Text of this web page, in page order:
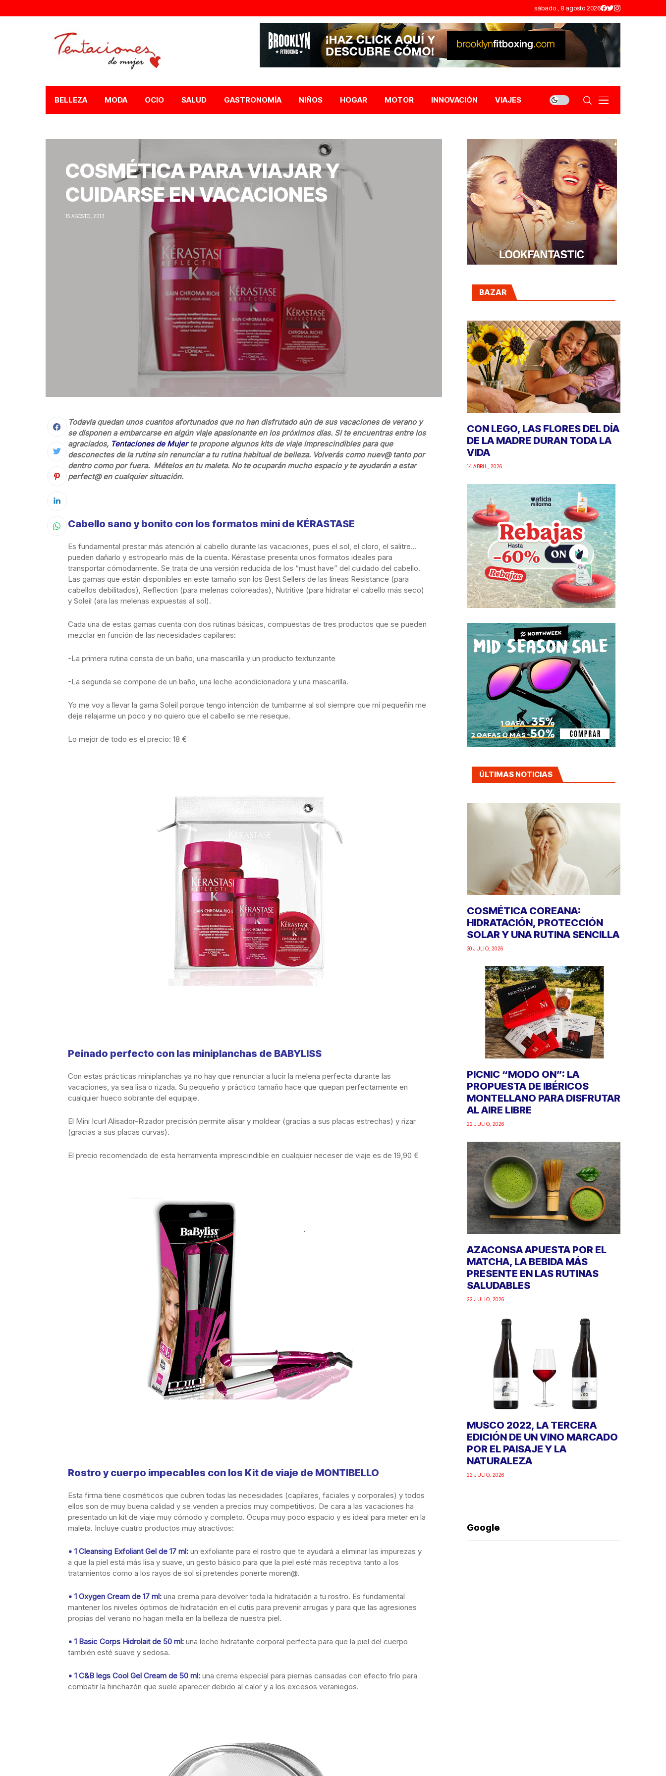
sábado , 8 agosto 2026
BELLEZA MODA OCIO SALUD GASTRONOMÍA NIÑOS HOGAR MOTOR INNOVACIÓN VIAJES
COSMÉTICA PARA VIAJAR Y
CUIDARSE EN VACACIONES
15 AGOSTO, 2013
Todavía quedan unos cuantos afortunados que no han disfrutado aún de sus vacaciones de verano y
se disponen a embarcarse en algún viaje apasionante en los próximos días. Si te encuentras entre los
agraciados, Tentaciones de Mujerte propone algunos kits de viaje imprescindibles para que
desconectes de la rutina sin renunciar a tu rutina habitual de belleza. Volverás como nuev@ tanto por
dentro como por fuera. Mételos en tu maleta. No te ocuparán mucho espacio y te ayudarán a estar
perfect@ en cualquier situación.
Cabello sano y bonito con los formatos mini de KÉRASTASE
Es fundamental prestar más atención al cabello durante las vacaciones, pues el sol, el cloro, el salitre…
pueden dañarlo y estropearlo más de la cuenta. Kérastase presenta unos formatos ideales para
transportar cómodamente. Se trata de una versión reducida de los “must have” del cuidado del cabello.
Las gamas que están disponibles en este tamaño son los Best Sellers de las líneas Resistance (para
cabellos debilitados), Reflection (para melenas coloreadas), Nutritive (para hidratar el cabello más seco)
y Soleil (ara las melenas expuestas al sol).
Cada una de estas gamas cuenta con dos rutinas básicas, compuestas de tres productos que se pueden
mezclar en función de las necesidades capilares:
-La primera rutina consta de un baño, una mascarilla y un producto texturizante
-La segunda se compone de un baño, una leche acondicionadora y una mascarilla.
Yo me voy a llevar la gama Soleil porque tengo intención de tumbarme al sol siempre que mi pequeñín me
deje relajarme un poco y no quiero que el cabello se me reseque.
Lo mejor de todo es el precio: 18 €
Peinado perfecto con las miniplanchas de BABYLISS
Con estas prácticas miniplanchas ya no hay que renunciar a lucir la melena perfecta durante las
vacaciones, ya sea lisa o rizada. Su pequeño y práctico tamaño hace que quepan perfectamente en
cualquier hueco sobrante del equipaje.
El Mini Icurl Alisador-Rizador precisión permite alisar y moldear (gracias a sus placas estrechas) y rizar
(gracias a sus placas curvas).
El precio recomendado de esta herramienta imprescindible en cualquier neceser de viaje es de 19,90 €
Rostro y cuerpo impecables con los Kit de viaje de MONTIBELLO
Esta firma tiene cosméticos que cubren todas las necesidades (capilares, faciales y corporales) y todos
ellos son de muy buena calidad y se venden a precios muy competitivos. De cara a las vacaciones ha
presentado un kit de viaje muy cómodo y completo. Ocupa muy poco espacio y es ideal para meter en la
maleta. Incluye cuatro productos muy atractivos:
• 1 Cleansing Exfoliant Gel de 17 ml: un exfoliante para el rostro que te ayudará a eliminar las impurezas y
a que la piel está más lisa y suave, un gesto básico para que la piel esté más receptiva tanto a los
tratamientos como a los rayos de sol si pretendes ponerte moren@.
• 1 Oxygen Cream de 17 ml: una crema para devolver toda la hidratación a tu rostro. Es fundamental
mantener los niveles óptimos de hidratación en el cutis para prevenir arrugas y para que las agresiones
propias del verano no hagan mella en la belleza de nuestra piel.
• 1 Basic Corps Hidrolait de 50 ml: una leche hidratante corporal perfecta para que la piel del cuerpo
también esté suave y sedosa.
• 1 C&B legs Cool Gel Cream de 50 ml: una crema especial para piernas cansadas con efecto frío para
combatir la hinchazón que suele aparecer debido al calor y a los excesos veraniegos.
BAZAR
CON LEGO, LAS FLORES DEL DÍA
DE LA MADRE DURAN TODA LA
VIDA
14 ABRIL, 2026
ÚLTIMAS NOTICIAS
COSMÉTICA COREANA:
HIDRATACIÓN, PROTECCIÓN
SOLAR Y UNA RUTINA SENCILLA
30 JULIO, 2026
PICNIC “MODO ON”: LA
PROPUESTA DE IBÉRICOS
MONTELLANO PARA DISFRUTAR
AL AIRE LIBRE
22 JULIO, 2026
AZACONSA APUESTA POR EL
MATCHA, LA BEBIDA MÁS
PRESENTE EN LAS RUTINAS
SALUDABLES
22 JULIO, 2026
MUSCO 2022, LA TERCERA
EDICIÓN DE UN VINO MARCADO
POR EL PAISAJE Y LA
NATURALEZA
22 JULIO, 2026
Google